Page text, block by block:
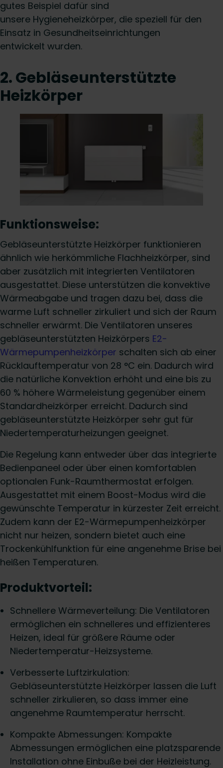
gutes Beispiel dafür sind
unsere Hygieneheizkörper, die speziell für den
Einsatz in Gesundheitseinrichtungen
entwickelt wurden.
2. Gebläseunterstützte
Heizkörper
Funktionsweise:
Gebläseunterstützte Heizkörper funktionieren
ähnlich wie herkömmliche Flachheizkörper, sind
aber zusätzlich mit integrierten Ventilatoren
ausgestattet. Diese unterstützen die konvektive
Wärmeabgabe und tragen dazu bei, dass die
warme Luft schneller zirkuliert und sich der Raum
schneller erwärmt. Die Ventilatoren unseres
gebläseunterstützten Heizkörpers E2-
Wärmepumpenheizkörper schalten sich ab einer
Rücklauftemperatur von 28 °C ein. Dadurch wird
die natürliche Konvektion erhöht und eine bis zu
60 % höhere Wärmeleistung gegenüber einem
Standardheizkörper erreicht. Dadurch sind
gebläseunterstützte Heizkörper sehr gut für
Niedertemperaturheizungen geeignet.
Die Regelung kann entweder über das integrierte
Bedienpaneel oder über einen komfortablen
optionalen Funk-Raumthermostat erfolgen.
Ausgestattet mit einem Boost-Modus wird die
gewünschte Temperatur in kürzester Zeit erreicht.
Zudem kann der E2-Wärmepumpenheizkörper
nicht nur heizen, sondern bietet auch eine
Trockenkühlfunktion für eine angenehme Brise bei
heißen Temperaturen.
Produktvorteil:
Schnellere Wärmeverteilung: Die Ventilatoren
ermöglichen ein schnelleres und effizienteres
Heizen, ideal für größere Räume oder
Niedertemperatur-Heizsysteme.
Verbesserte Luftzirkulation:
Gebläseunterstützte Heizkörper lassen die Luft
schneller zirkulieren, so dass immer eine
angenehme Raumtemperatur herrscht.
Kompakte Abmessungen: Kompakte
Abmessungen ermöglichen eine platzsparende
Installation ohne Einbuße bei der Heizleistung.